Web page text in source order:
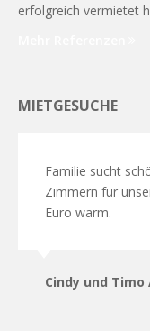
erfolgreich vermietet
MIETGESUCHE
Familie sucht
Zimmern für
Euro warm.
Cindy und